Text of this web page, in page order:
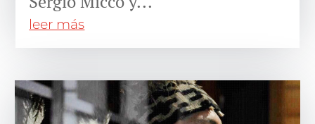
leer más